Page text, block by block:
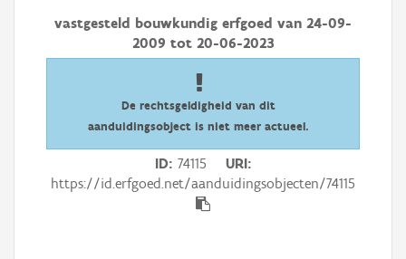
Aanduidingsobject
Waarneming
Persoon of collectief
vastgesteld bouwkundig erfgoed van 24-09-
2009 tot 20-06-2023
De rechtsgeldigheid van dit
aanduidingsobject is niet meer actueel.
ID 74115
URI
https://id.erfgoed.net/aanduidingsobjecten/74115